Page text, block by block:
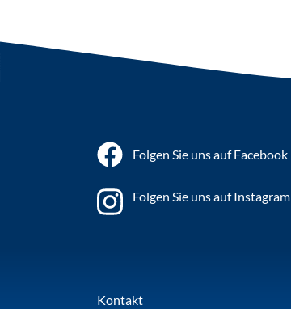
Folgen Sie uns auf Facebook
Folgen Sie uns auf Instagram
Kontakt